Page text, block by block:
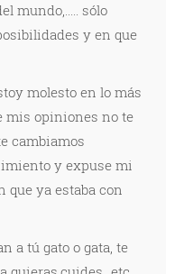
mundo,..... sólo
y en que
molesto en lo más
mis opiniones no te
cambiamos
y expuse mi
que ya estaba con
a tú gato o gata, te